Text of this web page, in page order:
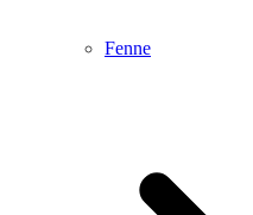
Fenne